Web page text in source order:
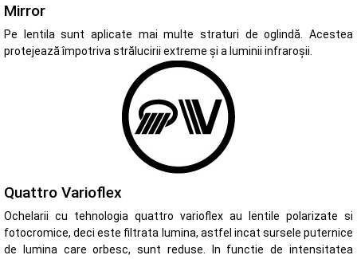
Mirror
Pe lentila sunt aplicate mai multe straturi de oglindă. Acestea
protejează împotriva strălucirii extreme și a luminii infraroșii.
Quattro Varioflex
Ochelarii cu tehnologia quattro varioflex au lentile polarizate si
fotocromice, deci este filtrata lumina, astfel incat sursele puternice
de lumina care orbesc, sunt reduse. In functie de intensitatea